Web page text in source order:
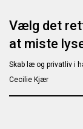
Vælg det
at miste
Skab læ og privatliv i
Cecilie Kjær